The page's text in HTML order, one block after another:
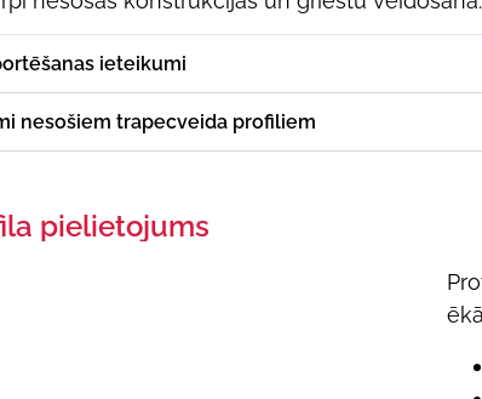
ieteikumi
nesošiem trapecveida profiliem
pielietojums